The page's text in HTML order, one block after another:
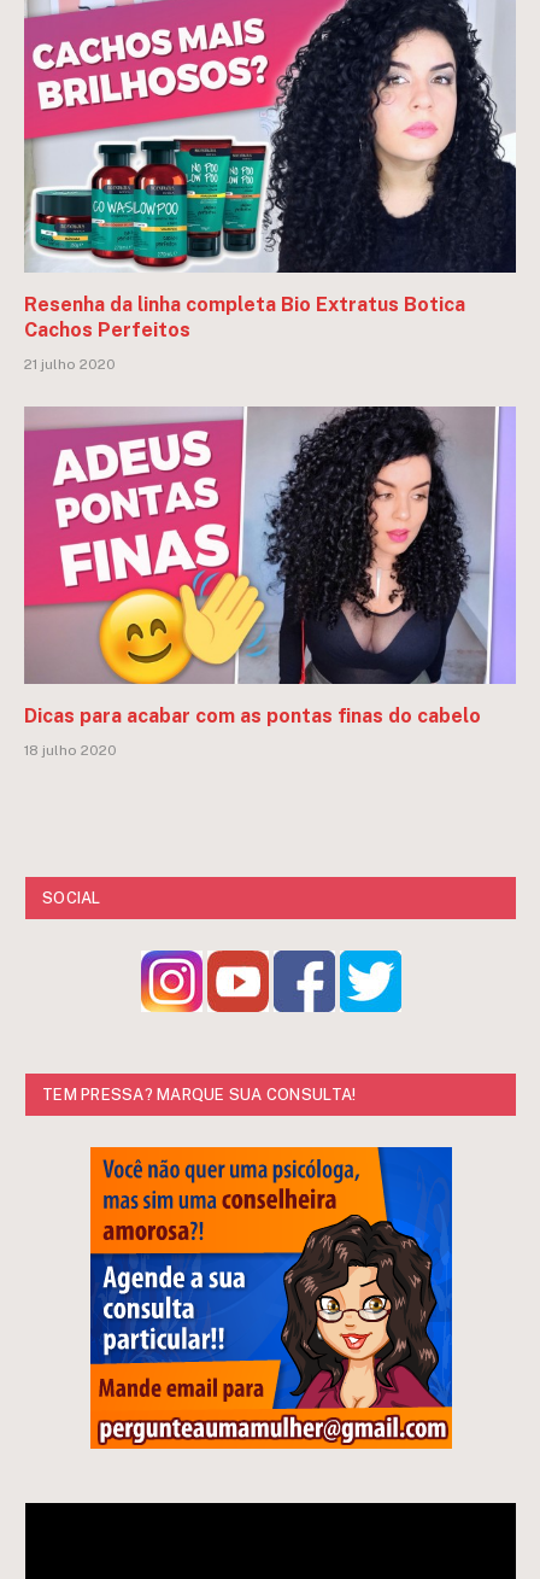
Resenha da linha completa Bio Extratus Botica
Cachos Perfeitos
21 julho 2020
Dicas para acabar com as pontas finas do cabelo
18 julho 2020
SOCIAL
TEM PRESSA? MARQUE SUA CONSULTA!